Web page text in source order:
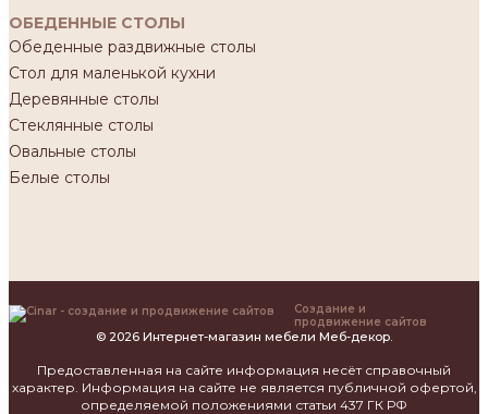
ОБЕДЕННЫЕ СТОЛЫ
Обеденные раздвижные столы
Стол для маленькой кухни
Деревянные столы
Стеклянные столы
Овальные столы
Белые столы
Создание и
продвижение сайтов
© 2026 Интернет-магазин мебели Меб-декор.
Предоставленная на сайте информация несёт справочный
характер. Информация на сайте не является публичной офертой,
определяемой положениями статьи 437 ГК РФ